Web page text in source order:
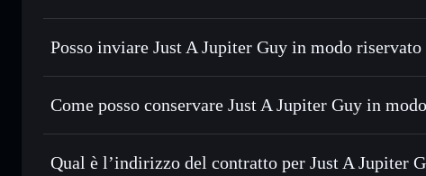
Just A Jupiter Guy
wallet Solflare
Scambiare istantaneamente— scambia JUPGUY in SOL,
Usare il DCA— applica la strategia dollar-cost average su
Inviare in modo riservato— trasferisci JUPGUY senza
privacy incorporato di Solflare
Posso inviare Just A Jupiter Guy in modo riservato
Aggregatore di privacy
Come posso conservare Just A Jupiter Guy in
Just A Jupiter Guy
Qual è l’indirizzo del contratto per Just A Jupiter